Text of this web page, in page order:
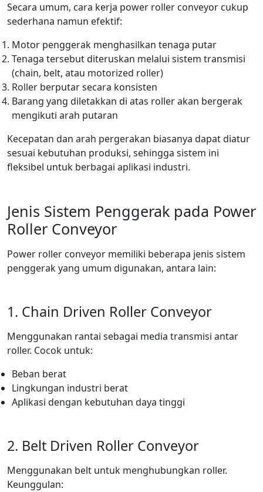
Secara umum, cara kerja power roller conveyor cukup
sederhana namun efektif:
Motor penggerak menghasilkan tenaga putar
Tenaga tersebut diteruskan melalui sistem transmisi
(chain, belt, atau motorized roller)
Roller berputar secara konsisten
Barang yang diletakkan di atas roller akan bergerak
mengikuti arah putaran
Kecepatan dan arah pergerakan biasanya dapat diatur
sesuai kebutuhan produksi, sehingga sistem ini
fleksibel untuk berbagai aplikasi industri.
Jenis Sistem Penggerak pada Power
Roller Conveyor
Power roller conveyor memiliki beberapa jenis sistem
penggerak yang umum digunakan, antara lain:
1. Chain Driven Roller Conveyor
Menggunakan rantai sebagai media transmisi antar
roller. Cocok untuk:
Beban berat
Lingkungan industri berat
Aplikasi dengan kebutuhan daya tinggi
2. Belt Driven Roller Conveyor
Menggunakan belt untuk menghubungkan roller.
Keunggulan: